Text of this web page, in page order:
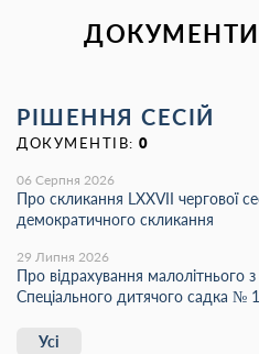
РІШЕННЯ СЕСІЙ
ДОКУМЕНТІВ: 0
06 Серпня 2026
Про скликання LХХVІІ чергової
демократичного скликання
29 Липня 2026
Про відрахування малолітнього
Спеціального дитячого садка №
Усі